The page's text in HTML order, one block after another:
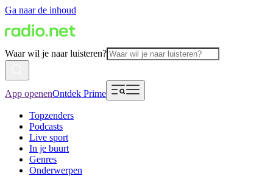
Ga naar de inhoud
Waar wil je naar luisteren?
App openenOntdek Prime
Topzenders
Podcasts
Live sport
In je buurt
Genres
Onderwerpen